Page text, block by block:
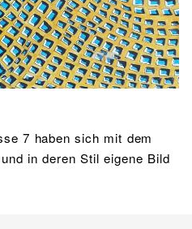
Schulbuchausleihe
Ernährungskonzept
Wettkämpfe
7 haben sich mit dem
in deren Stil eigene Bild